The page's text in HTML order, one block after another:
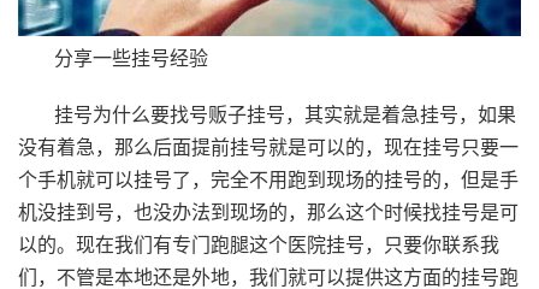
分享一些挂号经验
挂号为什么要找号贩子挂号，其实就是着急挂号，如果
没有着急，那么后面提前挂号就是可以的，现在挂号只要一
个手机就可以挂号了，完全不用跑到现场的挂号的，但是手
机没挂到号，也没办法到现场的，那么这个时候找挂号是可
以的。现在我们有专门跑腿这个医院挂号，只要你联系我
们，不管是本地还是外地，我们就可以提供这方面的挂号跑